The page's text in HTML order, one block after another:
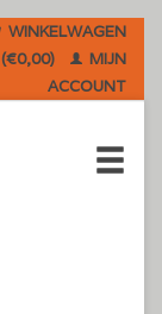
WINKELWAGEN
(€0,00)
MIJN
ACCOUNT